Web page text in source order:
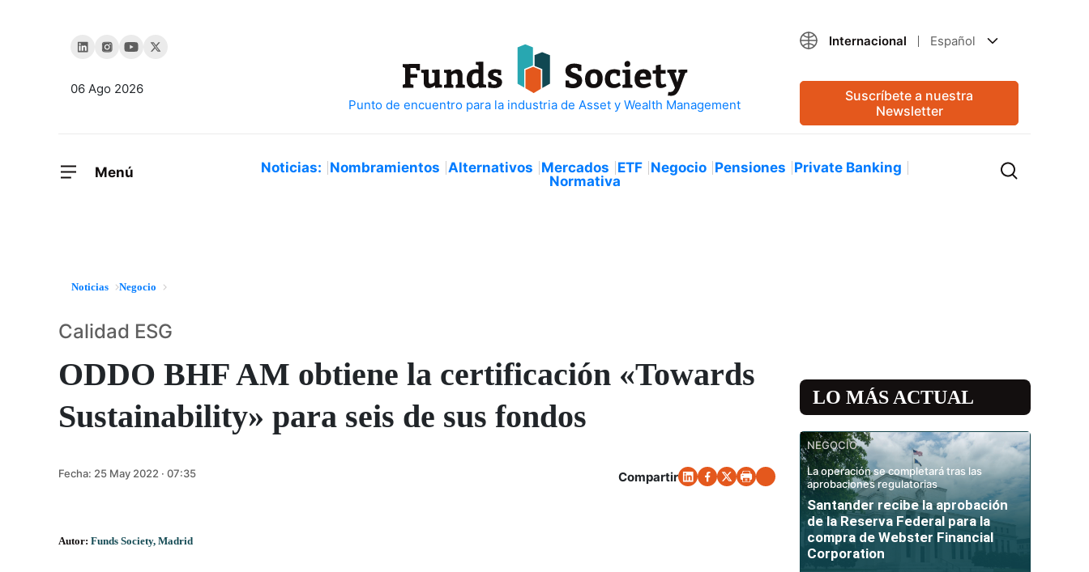
06 Ago 2026
Internacional Español
Suscríbete a nuestra
Newsletter
Menú Noticias: Nombramientos Alternativos Mercados ETF Negocio Pensiones Private Banking
Normativa
Noticias Negocio
ODDO BHF AM obtiene la certificación «Towards
Sustainability» para seis de sus fondos
Calidad ESG
Fecha: 25 May 2022 · 07:35 Compartir
Autor: Funds Society, Madrid
LO MÁS ACTUAL
NEGOCIO
La operación se completará tras las
aprobaciones regulatorias
Santander recibe la aprobación
de la Reserva Federal para la
compra de Webster Financial
Corporation